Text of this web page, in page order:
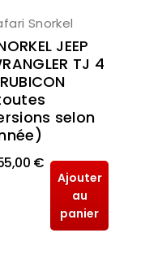
Snorkel
JEEP
TJ 4
selon
€
Ajouter
au
panier